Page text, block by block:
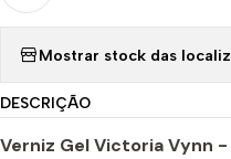
Mostrar stock das
DESCRIÇÃO
Verniz Gel Victoria Vynn -